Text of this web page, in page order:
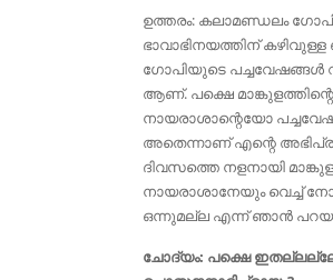
ഉത്തരം: കലാമണ്ഡലം
ഭാവാഭിനയത്തിന്
ഗോപിയുടെ പച്ചവേഷങ്ങൾ
ആണ്. പക്ഷെ
നായരാശാന്റെയോ
അതെന്നാണ്‌ എന്റെ
ദിവസത്തെ നളനായി
നായരാശാനേയും വെച്ച്
ഒന്നുമല്ല എന്ന് ഞാന്‍
ചോദ്യം: പക്ഷെ